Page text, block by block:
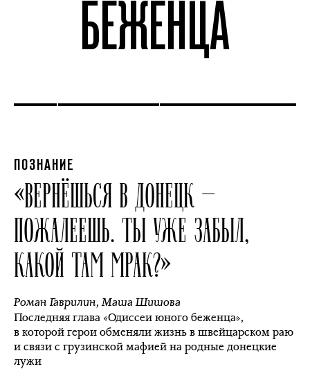
БЕЖЕНЦА
ПОЗНАНИЕ
«ВЕРНЁШЬСЯ В ДОНЕЦК —
ПОЖАЛЕЕШЬ. ТЫ УЖЕ ЗАБЫЛ,
КАКОЙ ТАМ МРАК?»
Роман Гаврилин,Маша Шишова
Последняя глава «Одиссеи юного беженца»,
в которой герои обменяли жизнь в швейцарском раю
и связи с грузинской мафией на родные донецкие
лужи